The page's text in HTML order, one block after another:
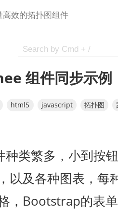
高效的拓扑图组件
组件同步示例
html5 javascript 拓扑图
种类繁多，小到按
以及各种图表，每
，Bootstrap的表